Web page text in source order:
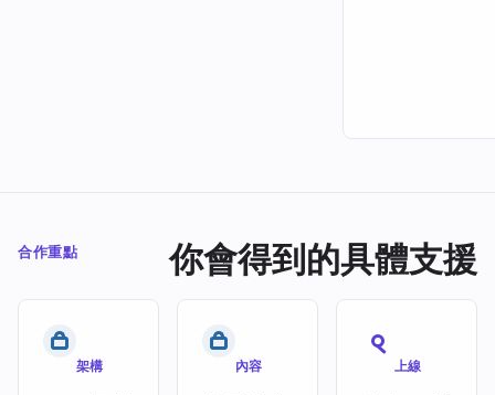
合作重點 你會得到的具體支援
架構 內容 上線